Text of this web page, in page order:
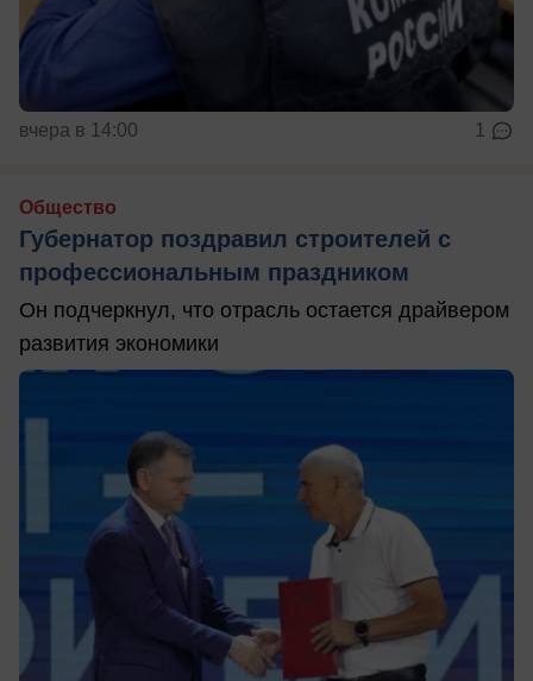
вчера в 14:00 1
Общество
Губернатор поздравил строителей с
профессиональным праздником
Он подчеркнул, что отрасль остается драйвером
развития экономики